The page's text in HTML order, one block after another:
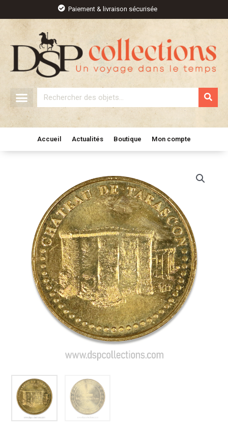
contenu
Paiement & livraison sécurisée
Rechercher
Accueil Actualités Boutique Mon compte